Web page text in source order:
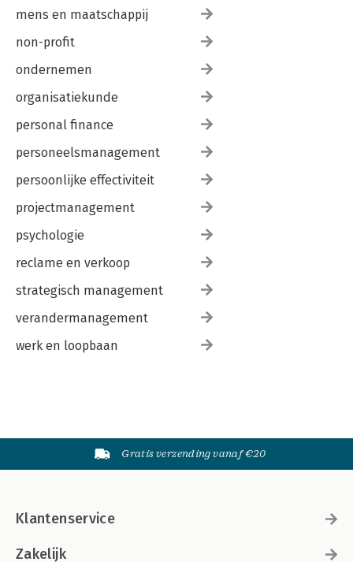
mens en maatschappij
non-profit
ondernemen
organisatiekunde
personal finance
personeelsmanagement
persoonlijke effectiviteit
projectmanagement
psychologie
reclame en verkoop
strategisch management
verandermanagement
werk en loopbaan
Gratis verzending vanaf €20
Klantenservice
Zakelijk